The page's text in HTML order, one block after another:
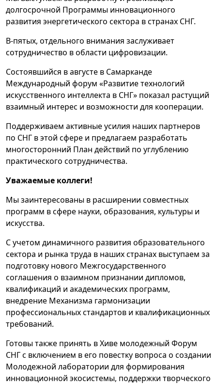
долгосрочной Программы инновационного
развития энергетического сектора в странах СНГ.
В-пятых, отдельного внимания заслуживает
сотрудничество в области цифровизации.
Состоявшийся в августе в Самарканде
Международный форум «Развитие технологий
искусственного интеллекта в СНГ» показал растущий
взаимный интерес и возможности для кооперации.
Поддерживаем активные усилия наших партнеров
по СНГ в этой сфере и предлагаем разработать
многосторонний План действий по углублению
практического сотрудничества.
Уважаемые коллеги!
Мы заинтересованы в расширении совместных
программ в сфере науки, образования, культуры и
искусства.
С учетом динамичного развития образовательного
сектора и рынка труда в наших странах выступаем за
подготовку нового Межгосударственного
соглашения о взаимном признании дипломов,
квалификаций и академических программ,
внедрение Механизма гармонизации
профессиональных стандартов и квалификационных
требований.
Готовы также принять в Хиве молодежный Форум
СНГ с включением в его повестку вопроса о создании
Молодежной лаборатории для формирования
инновационной экосистемы, поддержки творческого